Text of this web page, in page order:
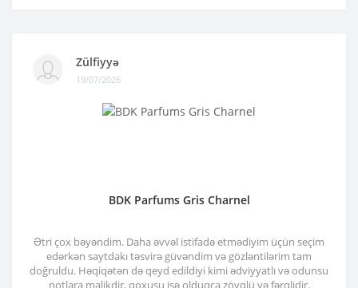
Zülfiyyə
19/07/2026
BDK Parfums Gris Charnel
Ətri çox bəyəndim. Daha əvvəl istifadə etmədiyim üçün seçim
edərkən saytdakı təsvirə güvəndim və gözləntilərim tam
doğruldu. Həqiqətən də qeyd edildiyi kimi ədviyyatlı və odunsu
notlara malikdir, qoxusu isə olduqca zövqlü və fərqlidir.